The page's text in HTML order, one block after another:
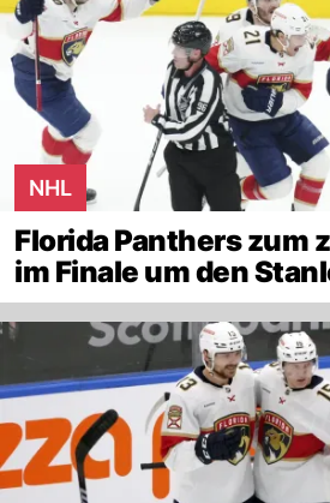
NHL
Florida Panthers zum
im Finale um den